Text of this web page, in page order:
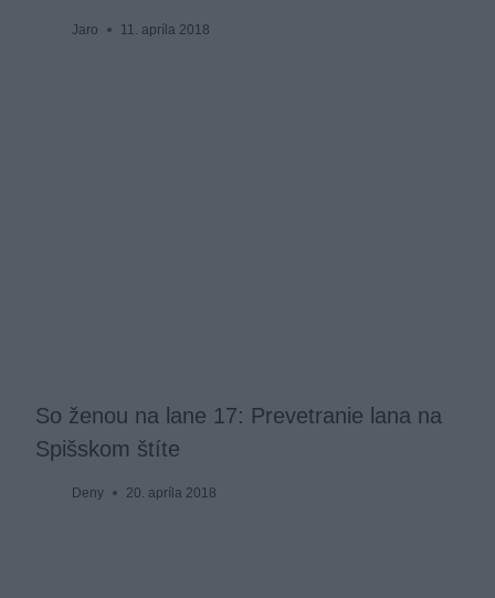
Jaro 11. apríla 2018
So ženou na lane 17: Prevetranie lana na
Spišskom štíte
Deny 20. apríla 2018